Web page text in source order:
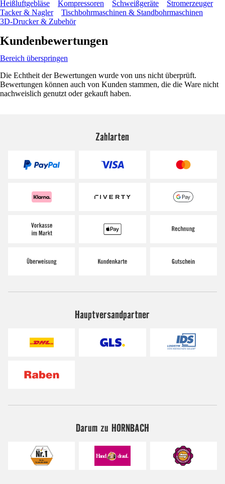
Heißluftgebläse Kompressoren Schweißgeräte
Stromerzeuger
Tacker & Nagler
Tischbohrmaschinen & Standbohrmaschinen
3D-Drucker & Zubehör
Kundenbewertungen
Bereich überspringen
Die Echtheit der Bewertungen wurde von uns nicht überprüft.
Bewertungen können auch von Kunden stammen, die die Ware nicht
nachweislich genutzt oder gekauft haben.
Zahlarten
Hauptversandpartner
Darum zu HORNBACH